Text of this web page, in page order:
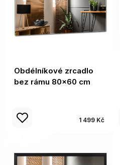
Obdélníkové zrcadlo
bez rámu 80x60 cm
1 499 Kč